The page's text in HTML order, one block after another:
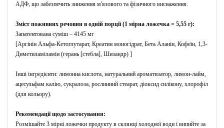
АДФ, що забезпечить зниження м'язового та фізичного виснаження.
Зміст поживних речовин в одній порції (1 мірна ложечка = 5,55 г):
Запатентована суміш – 4145 мг
[Аргінін Альфа-Кетоглутарат, Креатин моногідрат, Бета Аланін, Кофеїн, 1,3-
Диметиламіламін (герань [стебла], Шизандр) ]
Інші інгредієнти: лимонна кислота, натуральний ароматизатор, лимон-лайм,
ацесульфам калію, сукралоза, рослинний стеарат, діоксид силікону, хлорофіл
(для кольору).
Рекомендації щодо застосування:
Розмішайте 3 мірні ложечки продукту в склянці холодної води і випийте за